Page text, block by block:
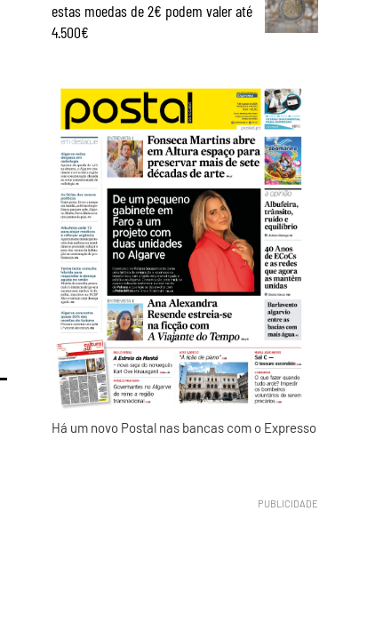
estas moedas de 2€ podem valer até
4.500€
Há um novo Postal nas bancas com o Expresso